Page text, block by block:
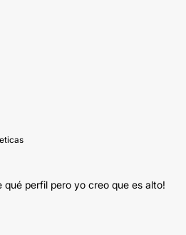
qué perfil pero yo creo que es alto!